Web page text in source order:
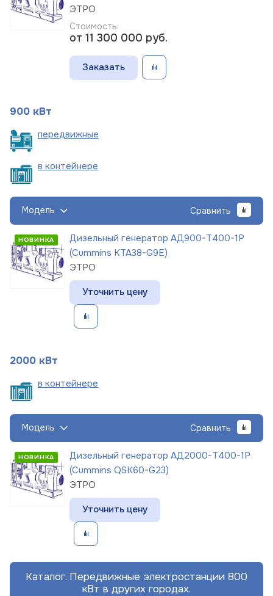
ЭТРО
Стоимость:
от 11 300 000 руб.
Заказать
900 кВт
передвижные
в контейнере
Модель Сравнить
НОВИНКА
Дизельный генератор АД900-Т400-1Р
(Cummins KTA38-G9E)
ЭТРО
Уточнить цену
2000 кВт
в контейнере
Модель Сравнить
НОВИНКА
Дизельный генератор АД2000-Т400-1Р
(Cummins QSK60-G23)
ЭТРО
Уточнить цену
Каталог. Передвижные электростанции 800
кВт в других городах.